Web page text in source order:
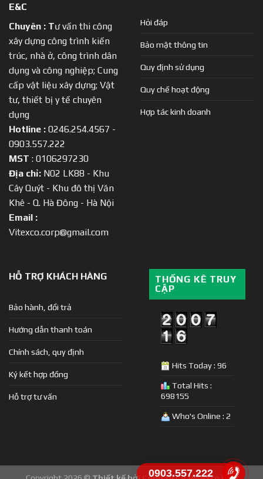
E&C
Chuyên : Tư vấn thi công
xây dựng công trình kiến
trúc, nhà ở, công trình dân
dụng và công nghiệp; Cung
cấp vật liệu xây dựng; Vật
tư, thiết bị y tế chuyên
dụng
Hotline : 0246.254.4567 -
0903.557.222
MST : 0106297230
Địa chỉ: N02 LK88 - Khu
Cây Quýt - Khu đô thị Văn
Khê - Q. Hà Đông - Hà Nội
Email :
Vitexco.corp@gmail.com
Hỏi đáp
Bảo mật thông tin
Quy định sử dụng
Quy chế hoạt động
Hợp tác kinh doanh
HỖ TRỢ KHÁCH HÀNG
Bảo hành, đổi trả
Hướng dẫn thanh toán
Chính sách, quy định
Ký kết hợp đồng
Hỗ trợ tư vấn
THỐNG KÊ TRUY
CẬP
Hits Today : 96
Total Hits :
698155
Who's Online : 2
0903.557.222